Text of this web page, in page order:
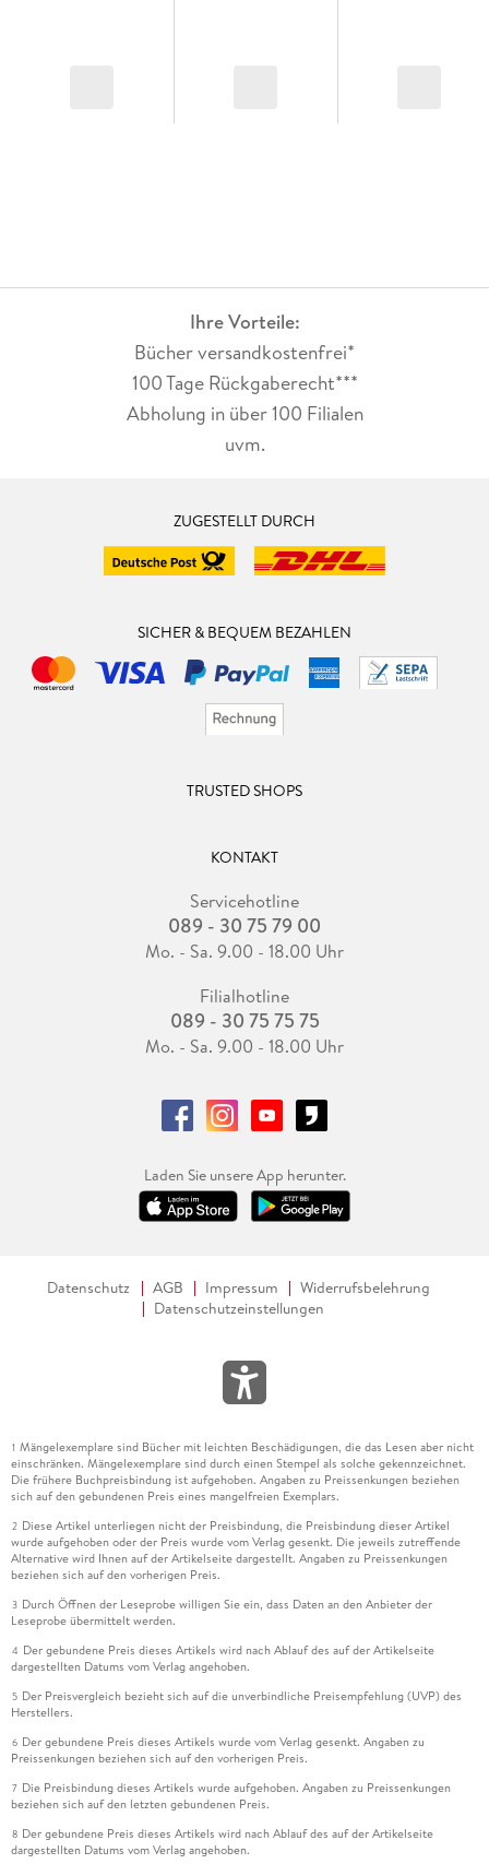
Ihre Vorteile:
Bücher versandkostenfrei*
100 Tage Rückgaberecht***
Abholung in über 100 Filialen
uvm.
ZUGESTELLT DURCH
SICHER & BEQUEM BEZAHLEN
TRUSTED SHOPS
KONTAKT
Servicehotline
089 - 30 75 79 00
Mo. - Sa. 9.00 - 18.00 Uhr
Filialhotline
089 - 30 75 75 75
Mo. - Sa. 9.00 - 18.00 Uhr
Laden Sie unsere App herunter.
Datenschutz AGB Impressum
Widerrufsbelehrung
Datenschutzeinstellungen
1 Mängelexemplare sind Bücher mit leichten Beschädigungen, die das Lesen aber nicht
einschränken. Mängelexemplare sind durch einen Stempel als solche gekennzeichnet.
Die frühere Buchpreisbindung ist aufgehoben. Angaben zu Preissenkungen beziehen
sich auf den gebundenen Preis eines mangelfreien Exemplars.
2 Diese Artikel unterliegen nicht der Preisbindung, die Preisbindung dieser Artikel
wurde aufgehoben oder der Preis wurde vom Verlag gesenkt. Die jeweils zutreffende
Alternative wird Ihnen auf der Artikelseite dargestellt. Angaben zu Preissenkungen
beziehen sich auf den vorherigen Preis.
3 Durch Öffnen der Leseprobe willigen Sie ein, dass Daten an den Anbieter der
Leseprobe übermittelt werden.
4 Der gebundene Preis dieses Artikels wird nach Ablauf des auf der Artikelseite
dargestellten Datums vom Verlag angehoben.
5 Der Preisvergleich bezieht sich auf die unverbindliche Preisempfehlung (UVP) des
Herstellers.
6 Der gebundene Preis dieses Artikels wurde vom Verlag gesenkt. Angaben zu
Preissenkungen beziehen sich auf den vorherigen Preis.
7 Die Preisbindung dieses Artikels wurde aufgehoben. Angaben zu Preissenkungen
beziehen sich auf den letzten gebundenen Preis.
8 Der gebundene Preis dieses Artikels wird nach Ablauf des auf der Artikelseite
dargestellten Datums vom Verlag angehoben.